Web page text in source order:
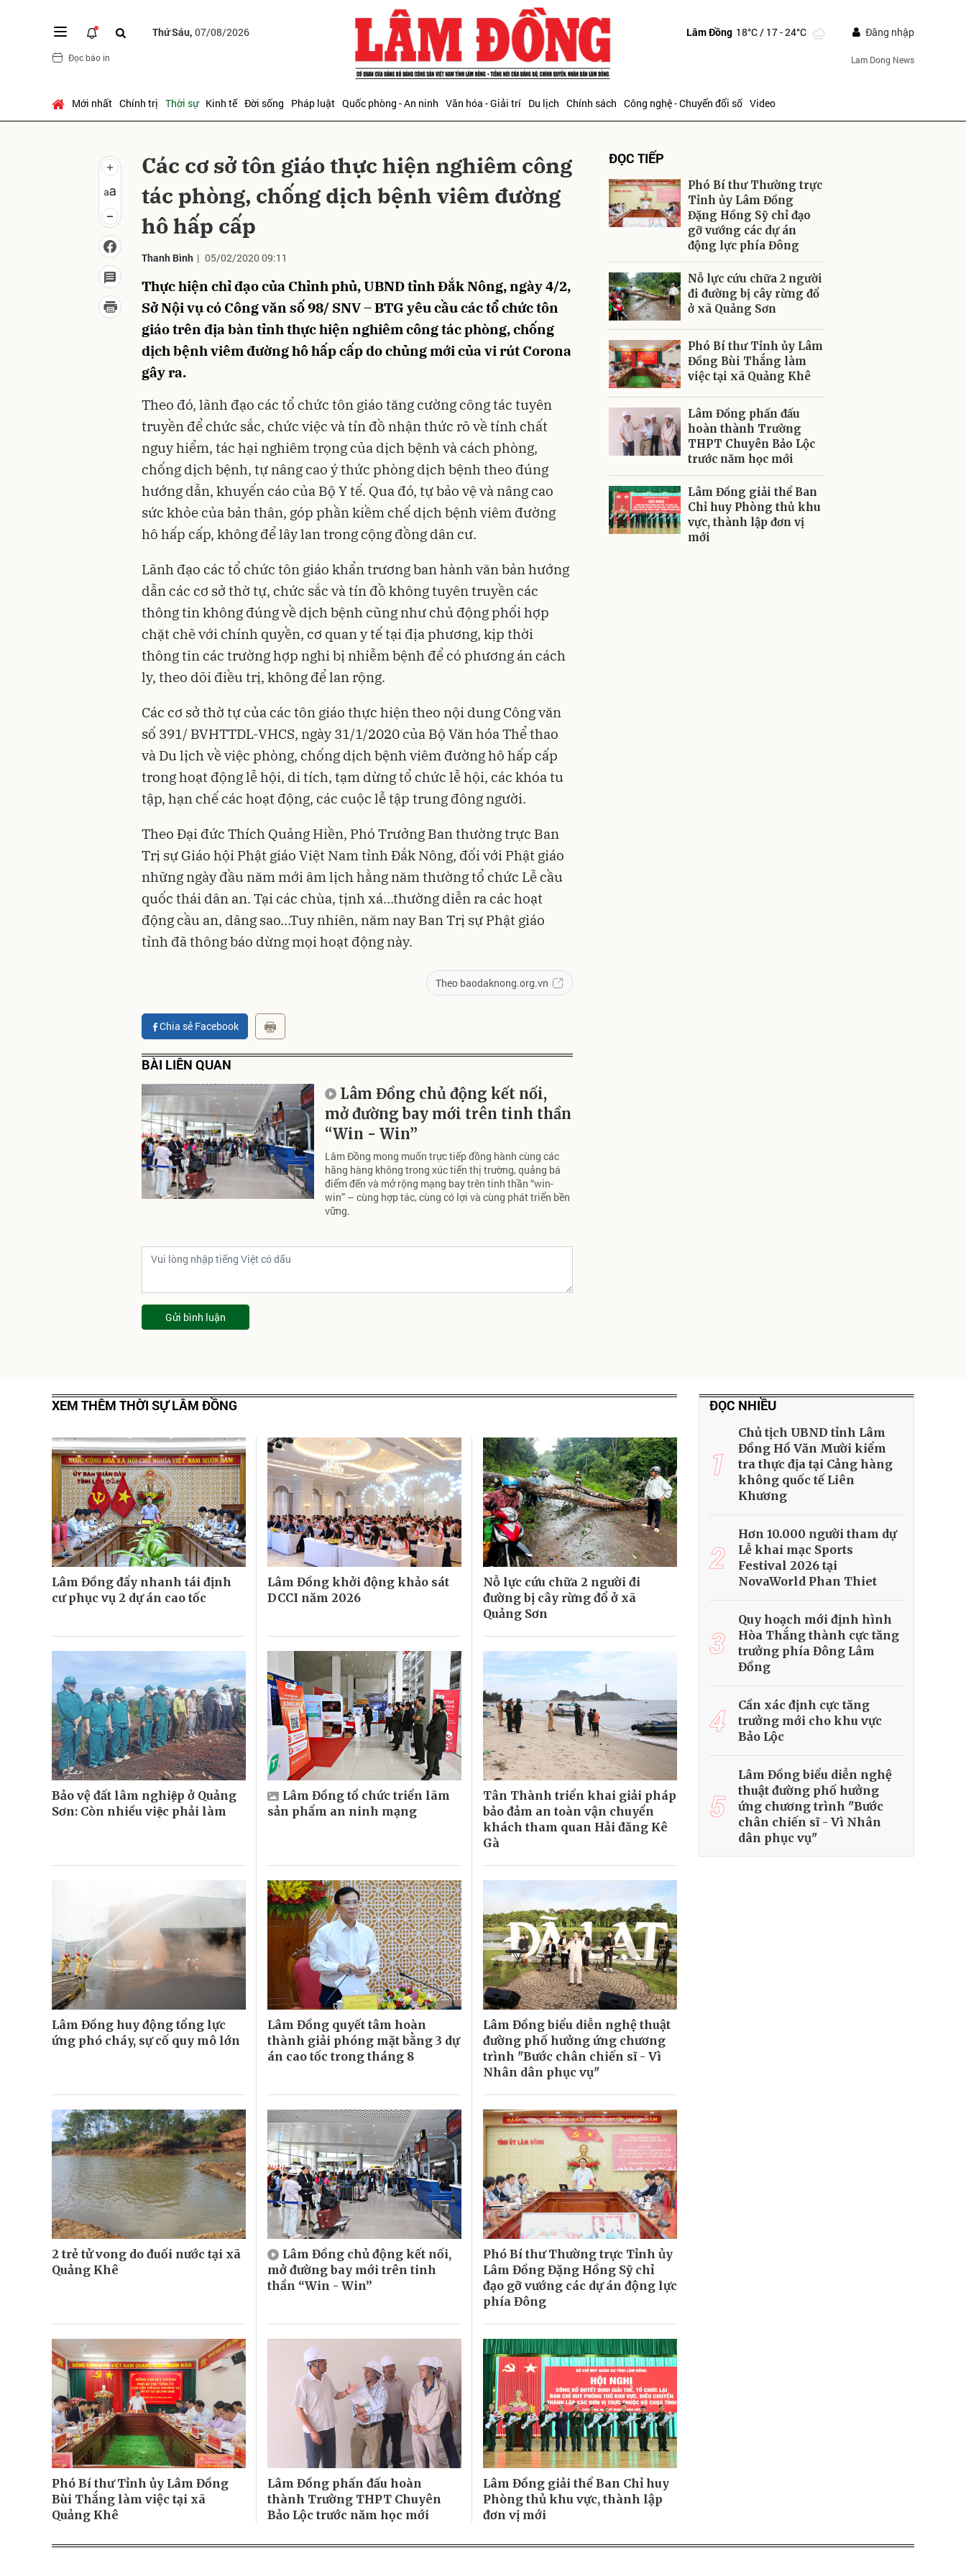
Thứ Sáu, 07/08/2026
Đọc báo in
Lâm Đồng 18°C/ 17 - 24°C Đăng nhập
Lam Dong News
Mới nhất Chính trị Thời sự Kinh tế Đời sống Pháp luật Quốc phòng - An ninh Văn hóa - Giải trí Du lịch Chính sách Công nghệ - Chuyển đổi số Video
Các cơ sở tôn giáo thực hiện nghiêm công
tác phòng, chống dịch bệnh viêm đường
hô hấp cấp
Thanh Bình | 05/02/2020 09:11
Thực hiện chỉ đạo của Chỉnh phủ, UBND tỉnh Đắk Nông, ngày 4/2,
Sở Nội vụ có Công văn số 98/ SNV – BTG yêu cầu các tổ chức tôn
giáo trên địa bàn tỉnh thực hiện nghiêm công tác phòng, chống
dịch bệnh viêm đường hô hấp cấp do chủng mới của vi rút Corona
gây ra.
Theo đó, lãnh đạo các tổ chức tôn giáo tăng cường công tác tuyên
truyền để chức sắc, chức việc và tín đồ nhận thức rõ về tính chất
nguy hiểm, tác hại nghiêm trọng của dịch bệnh và cách phòng,
chống dịch bệnh, tự nâng cao ý thức phòng dịch bệnh theo đúng
hướng dẫn, khuyến cáo của Bộ Y tế. Qua đó, tự bảo vệ và nâng cao
sức khỏe của bản thân, góp phần kiềm chế dịch bệnh viêm đường
hô hấp cấp, không để lây lan trong cộng đồng dân cư.
Lãnh đạo các tổ chức tôn giáo khẩn trương ban hành văn bản hướng
dẫn các cơ sở thờ tự, chức sắc và tín đồ không tuyên truyền các
thông tin không đúng về dịch bệnh cũng như chủ động phối hợp
chặt chẽ với chính quyền, cơ quan y tế tại địa phương, kịp thời
thông tin các trường hợp nghi bị nhiễm bệnh để có phương án cách
ly, theo dõi điều trị, không để lan rộng.
Các cơ sở thờ tự của các tôn giáo thực hiện theo nội dung Công văn
số 391/ BVHTTDL-VHCS, ngày 31/1/2020 của Bộ Văn hóa Thể thao
và Du lịch về việc phòng, chống dịch bệnh viêm đường hô hấp cấp
trong hoạt động lễ hội, di tích, tạm dừng tổ chức lễ hội, các khóa tu
tập, hạn chế các hoạt động, các cuộc lễ tập trung đông người.
Theo Đại đức Thích Quảng Hiền, Phó Trưởng Ban thường trực Ban
Trị sự Giáo hội Phật giáo Việt Nam tỉnh Đắk Nông, đối với Phật giáo
những ngày đầu năm mới âm lịch hằng năm thường tổ chức Lễ cầu
quốc thái dân an. Tại các chùa, tịnh xá…thường diễn ra các hoạt
động cầu an, dâng sao…Tuy nhiên, năm nay Ban Trị sự Phật giáo
tỉnh đã thông báo dừng mọi hoạt động này.
Theo baodaknong.org.vn
Chia sẻ Facebook
BÀI LIÊN QUAN
Lâm Đồng chủ động kết nối,
mở đường bay mới trên tinh thần
“Win - Win”
Lâm Đồng mong muốn trực tiếp đồng hành cùng các
hãng hàng không trong xúc tiến thị trường, quảng bá
điểm đến và mở rộng mạng bay trên tinh thần “win-
win” – cùng hợp tác, cùng có lợi và cùng phát triển bền
vững.
Gửi bình luận
ĐỌC TIẾP
Phó Bí thư Thường trực
Tỉnh ủy Lâm Đồng
Đặng Hồng Sỹ chỉ đạo
gỡ vướng các dự án
động lực phía Đông
Nỗ lực cứu chữa 2 người
đi đường bị cây rừng đổ
ở xã Quảng Sơn
Phó Bí thư Tỉnh ủy Lâm
Đồng Bùi Thắng làm
việc tại xã Quảng Khê
Lâm Đồng phấn đấu
hoàn thành Trường
THPT Chuyên Bảo Lộc
trước năm học mới
Lâm Đồng giải thể Ban
Chỉ huy Phòng thủ khu
vực, thành lập đơn vị
mới
XEM THÊM THỜI SỰ LÂM ĐỒNG
Lâm Đồng đẩy nhanh tái định
cư phục vụ 2 dự án cao tốc
Lâm Đồng khởi động khảo sát
DCCI năm 2026
Nỗ lực cứu chữa 2 người đi
đường bị cây rừng đổ ở xã
Quảng Sơn
Bảo vệ đất lâm nghiệp ở Quảng
Sơn: Còn nhiều việc phải làm
Lâm Đồng tổ chức triển lãm
sản phẩm an ninh mạng
Tân Thành triển khai giải pháp
bảo đảm an toàn vận chuyển
khách tham quan Hải đăng Kê
Gà
Lâm Đồng huy động tổng lực
ứng phó cháy, sự cố quy mô lớn
Lâm Đồng quyết tâm hoàn
thành giải phóng mặt bằng 3 dự
án cao tốc trong tháng 8
Lâm Đồng biểu diễn nghệ thuật
đường phố hưởng ứng chương
trình "Bước chân chiến sĩ - Vì
Nhân dân phục vụ"
2 trẻ tử vong do đuối nước tại xã
Quảng Khê
Lâm Đồng chủ động kết nối,
mở đường bay mới trên tinh
thần “Win - Win”
Phó Bí thư Thường trực Tỉnh ủy
Lâm Đồng Đặng Hồng Sỹ chỉ
đạo gỡ vướng các dự án động lực
phía Đông
Phó Bí thư Tỉnh ủy Lâm Đồng
Bùi Thắng làm việc tại xã
Quảng Khê
Lâm Đồng phấn đấu hoàn
thành Trường THPT Chuyên
Bảo Lộc trước năm học mới
Lâm Đồng giải thể Ban Chỉ huy
Phòng thủ khu vực, thành lập
đơn vị mới
ĐỌC NHIỀU
1
Chủ tịch UBND tỉnh Lâm
Đồng Hồ Văn Mười kiểm
tra thực địa tại Cảng hàng
không quốc tế Liên
Khương
2
Hơn 10.000 người tham dự
Lễ khai mạc Sports
Festival 2026 tại
NovaWorld Phan Thiet
3
Quy hoạch mới định hình
Hòa Thắng thành cực tăng
trưởng phía Đông Lâm
Đồng
4
Cần xác định cực tăng
trưởng mới cho khu vực
Bảo Lộc
5
Lâm Đồng biểu diễn nghệ
thuật đường phố hưởng
ứng chương trình "Bước
chân chiến sĩ - Vì Nhân
dân phục vụ"
Gửi bình luận